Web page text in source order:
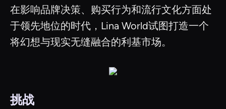
在影响品牌决策、购买行为和流行文化方面处
于领先地位的时代，Lina World试图打造一个
将幻想与现实无缝融合的利基市场。
挑战